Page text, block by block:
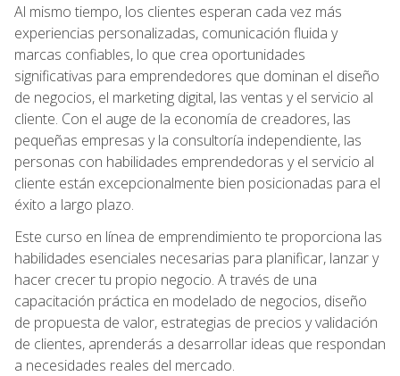
Al mismo tiempo, los clientes esperan cada vez más
experiencias personalizadas, comunicación fluida y
marcas confiables, lo que crea oportunidades
significativas para emprendedores que dominan el diseño
de negocios, el marketing digital, las ventas y el servicio al
cliente. Con el auge de la economía de creadores, las
pequeñas empresas y la consultoría independiente, las
personas con habilidades emprendedoras y el servicio al
cliente están excepcionalmente bien posicionadas para el
éxito a largo plazo.
Este curso en línea de emprendimiento te proporciona las
habilidades esenciales necesarias para planificar, lanzar y
hacer crecer tu propio negocio. A través de una
capacitación práctica en modelado de negocios, diseño
de propuesta de valor, estrategias de precios y validación
de clientes, aprenderás a desarrollar ideas que respondan
a necesidades reales del mercado.